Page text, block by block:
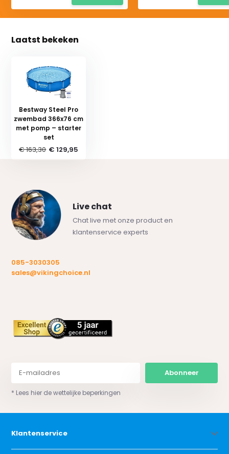
Laatst bekeken
Bestway Steel Pro
zwembad 366x76 cm
met pomp – starter
set
€ 163,30 € 129,95
Live chat
Chat live met onze product en
klantenservice experts
085-3030305
sales@vikingchoice.nl
Abonneer
* Lees hier de wettelijke beperkingen
Klantenservice